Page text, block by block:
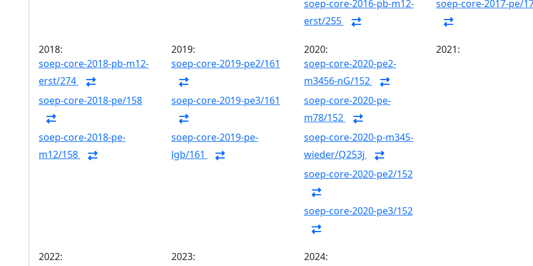
soep-core-2016-pb-m12-
erst/255
soep-core-2017-pe/
2018:
soep-core-2018-pb-m12-
erst/274
soep-core-2018-pe/158
soep-core-2018-pe-
m12/158
2019:
soep-core-2019-pe2/161
soep-core-2019-pe3/161
soep-core-2019-pe-
lgb/161
2020:
soep-core-2020-pe2-
m3456-nG/152
soep-core-2020-pe-
m78/152
soep-core-2020-p-m345-
wieder/Q253j
soep-core-2020-pe2/152
soep-core-2020-pe3/152
2021:
2022:
2023:
2024: